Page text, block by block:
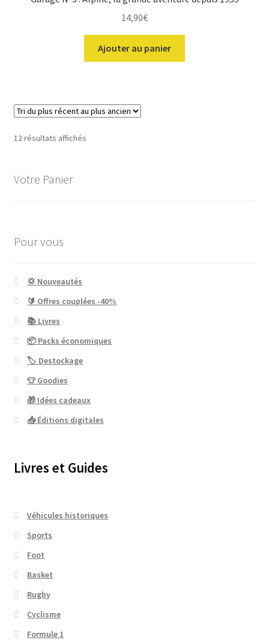
14,90€
Ajouter au panier
12 résultats affichésTrié
Votre Panier
Pour vous
💢 Nouveautés
🔰 Offres couplées -40%
📚 Livres
📦 Packs économiques
🏷 Destockage
👕 Goodies
🎁 Idées cadeaux
📥 Éditions digitales
Livres et Guides
Véhicules historiques
Sports
Foot
Basket
Rugby
Cyclisme
Formule 1